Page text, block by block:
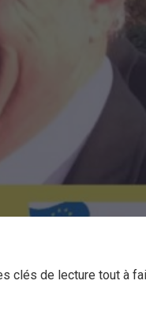
clés de lecture tout à